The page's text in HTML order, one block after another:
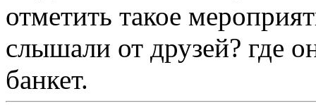
отметить такое
слышали от друзей? где
банкет.